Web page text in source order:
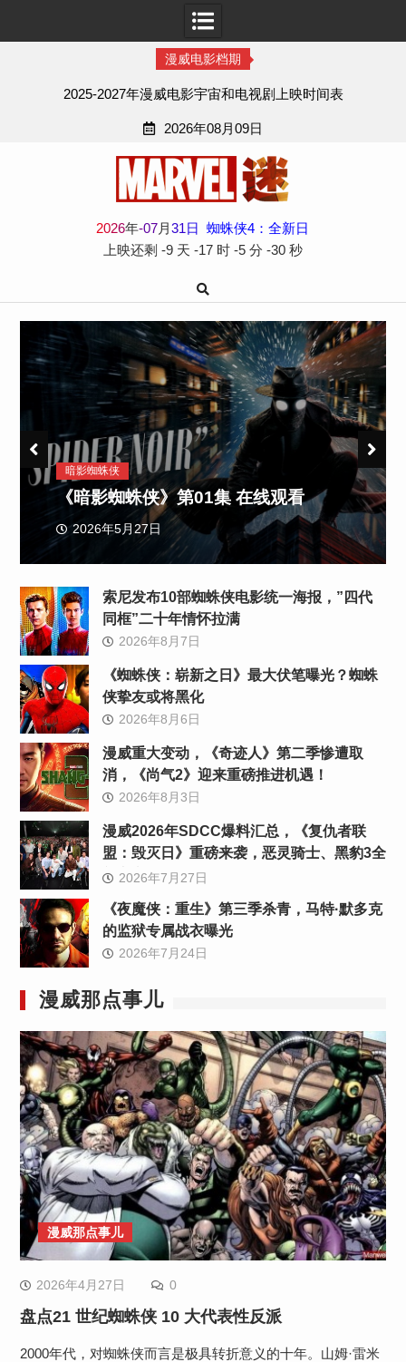
漫威电影档期
2025-2027年漫威电影宇宙和电视剧上映时间表
2026年08月09日
2026年-07月31日
蜘蛛侠4：全新日
上映还剩 -9 天 -17 时 -5 分 -31 秒
暗影蜘蛛侠
《暗影蜘蛛侠》第01集 在线观看
2026年5月27日
索尼发布10部蜘蛛侠电影统一海报，”四代
同框”二十年情怀拉满
2026年8月7日
《蜘蛛侠：崭新之日》最大伏笔曝光？蜘蛛
侠挚友或将黑化
2026年8月6日
漫威重大变动，《奇迹人》第二季惨遭取
消，《尚气2》迎来重磅推进机遇！
2026年8月3日
漫威2026年SDCC爆料汇总，《复仇者联
盟：毁灭日》重磅来袭，恶灵骑士、黑豹3全
新官宣
2026年7月27日
《夜魔侠：重生》第三季杀青，马特·默多克
的监狱专属战衣曝光
2026年7月24日
漫威那点事儿
漫威那点事儿
2026年4月27日 0
盘点21 世纪蜘蛛侠 10 大代表性反派
2000年代，对蜘蛛侠而言是极具转折意义的十年。山姆·雷米